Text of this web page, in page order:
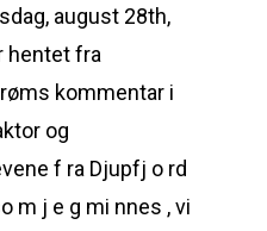
august 28th,
hentet fra
kommentar i
og
f ra Djupfj o rd
m j e g mi nnes , vi